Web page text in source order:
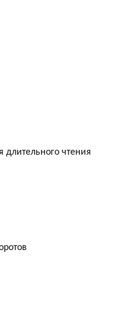
чтения